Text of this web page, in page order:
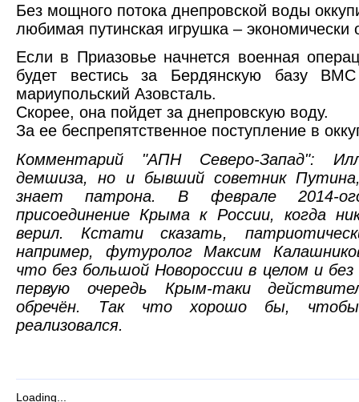
Без мощного потока днепровской воды
любимая путинская игрушка – экономически
Если в Приазовье начнется военная
будет вестись за Бердянскую базу
мариупольский Азовсталь.
Скорее, она пойдет за днепровскую воду.
За ее беспрепятственное поступление в
Комментарий "АПН Северо-Запад":
демшиза, но и бывший советник
знает патрона. В феврале 2014-
присоединение Крыма к России, когда
верил. Кстати сказать,
например, футуролог Максим
что без большой Новороссии в целом и без
первую очередь Крым-таки
обречён. Так что хорошо бы, чтобы
реализовался.
Loading...